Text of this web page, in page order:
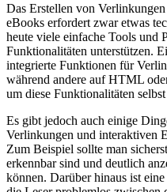
Das Erstellen von
eBooks erfordert zwar etwas
heute viele einfache Tools ​und
Funktionalitäten unterstützen.
integrierte Funktionen⁤ für
während andere auf HTML
um diese Funktionalitäten
Es gibt jedoch‍ auch einige
Verlinkungen und interaktiven
Zum Beispiel sollte man
erkennbar‌ sind und deutlich
können. Darüber ⁣hinaus ist